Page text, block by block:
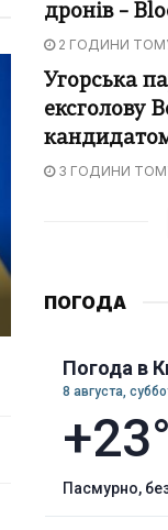
дронів –
2 ГОДИНИ
Угорська
ексголову
3 ГОДИНИ
ПОГОДА
Погода в
8 августа,
+23°
пасмурно,